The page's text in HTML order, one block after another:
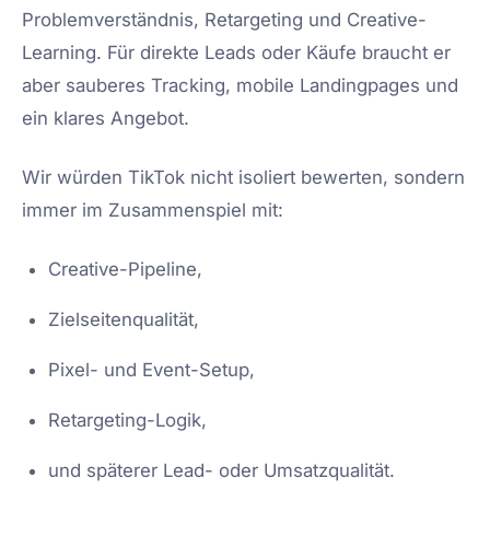
Problemverständnis, Retargeting und Creative-
Learning. Für direkte Leads oder Käufe braucht er
aber sauberes Tracking, mobile Landingpages und
ein klares Angebot.
Wir würden TikTok nicht isoliert bewerten, sondern
immer im Zusammenspiel mit:
Creative-Pipeline,
Zielseitenqualität,
Pixel- und Event-Setup,
Retargeting-Logik,
und späterer Lead- oder Umsatzqualität.